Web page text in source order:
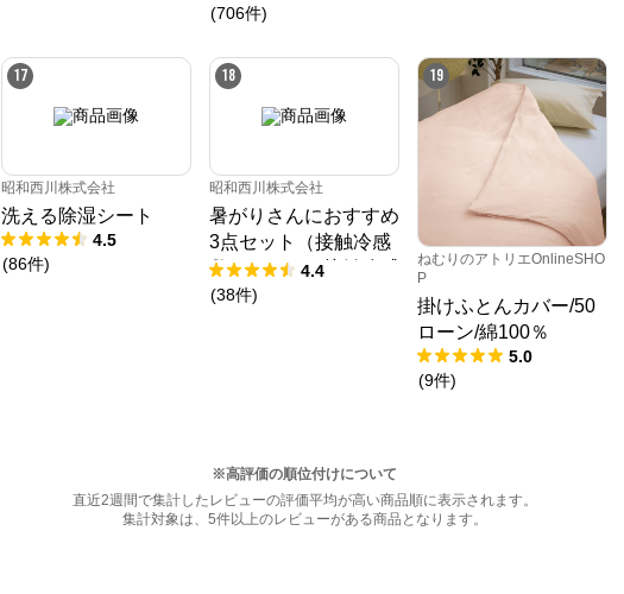
(706件)
17
昭和西川株式会社
洗える除湿シート
4.5
(86件)
18
昭和西川株式会社
暑がりさんにおすすめ
3点セット（接触冷感
敷きパッド、接触冷感
ケット、接触冷感枕パ
4.4
(38件)
19
ねむりのアトリエOnlineSHO
P
掛けふとんカバー/50
ローン/綿100％
5.0
(9件)
※高評価の順位付けについて
直近2週間で集計したレビューの評価平均が高い商品順に表示されます。
集計対象は、5件以上のレビューがある商品となります。